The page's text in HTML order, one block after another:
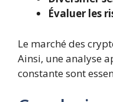
Évaluer les
Le marché des
Ainsi, une analyse
constante sont